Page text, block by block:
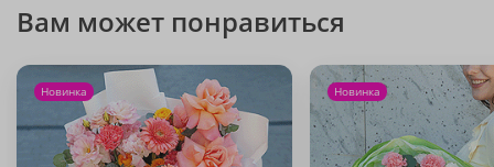
Вам может понравиться
Новинка Новинка